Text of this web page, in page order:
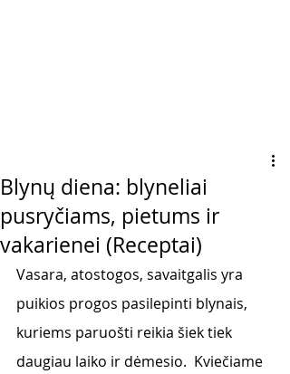
Blynų diena: blyneliai
pusryčiams, pietums ir
vakarienei (Receptai)
Vasara, atostogos, savaitgalis yra
puikios progos pasilepinti blynais,
kuriems paruošti reikia šiek tiek
daugiau laiko ir dėmesio.  Kviečiame